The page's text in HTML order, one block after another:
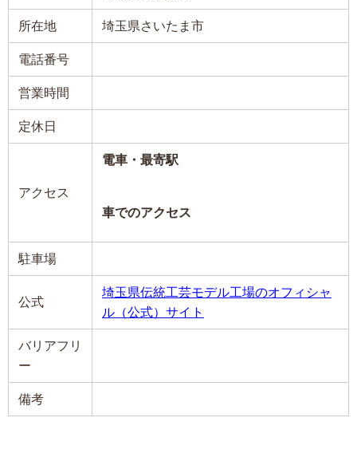
所在地 埼玉県さいたま市
電話番号
営業時間
定休日
アクセス
電車・最寄駅
車でのアクセス
駐車場
公式
埼玉県伝統工芸モデル工場のオフィシャ
ル（公式）サイト
バリアフリ
ー
備考